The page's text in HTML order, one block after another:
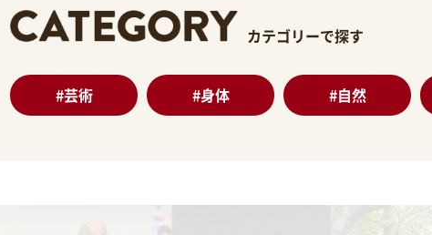
カテゴリーで探す
#芸術 #身体 #自然